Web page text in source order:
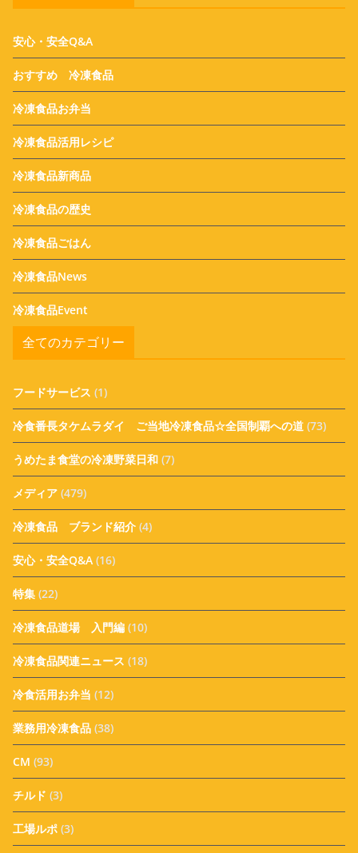
安心・安全Q&A
おすすめ 冷凍食品
冷凍食品お弁当
冷凍食品活用レシピ
冷凍食品新商品
冷凍食品の歴史
冷凍食品ごはん
冷凍食品News
冷凍食品Event
全てのカテゴリー
フードサービス (1)
冷食番長タケムラダイ ご当地冷凍食品☆全国制覇への道 (73)
うめたま食堂の冷凍野菜日和 (7)
メディア (479)
冷凍食品 ブランド紹介 (4)
安心・安全Q&A (16)
特集 (22)
冷凍食品道場 入門編 (10)
冷凍食品関連ニュース (18)
冷食活用お弁当 (12)
業務用冷凍食品 (38)
CM (93)
チルド (3)
工場ルポ (3)